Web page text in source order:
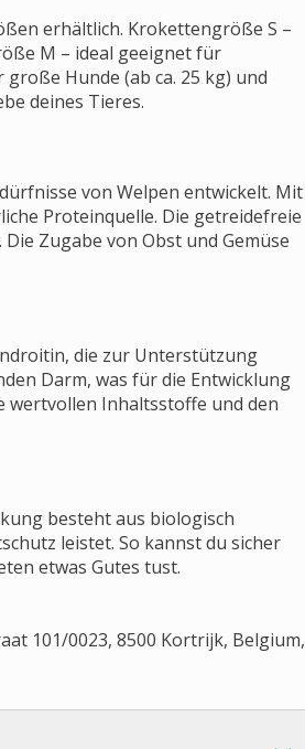
erhältlich. Krokettengröße S –
M – ideal geeignet für
Hunde (ab ca. 25 kg) und
deines Tieres.
von Welpen entwickelt. Mit
Proteinquelle. Die getreidefreie
Zugabe von Obst und Gemüse
die zur Unterstützung
Darm, was für die Entwicklung
wertvollen Inhaltsstoffe und den
besteht aus biologisch
leistet. So kannst du sicher
etwas Gutes tust.
101/0023, 8500 Kortrijk, Belgium,